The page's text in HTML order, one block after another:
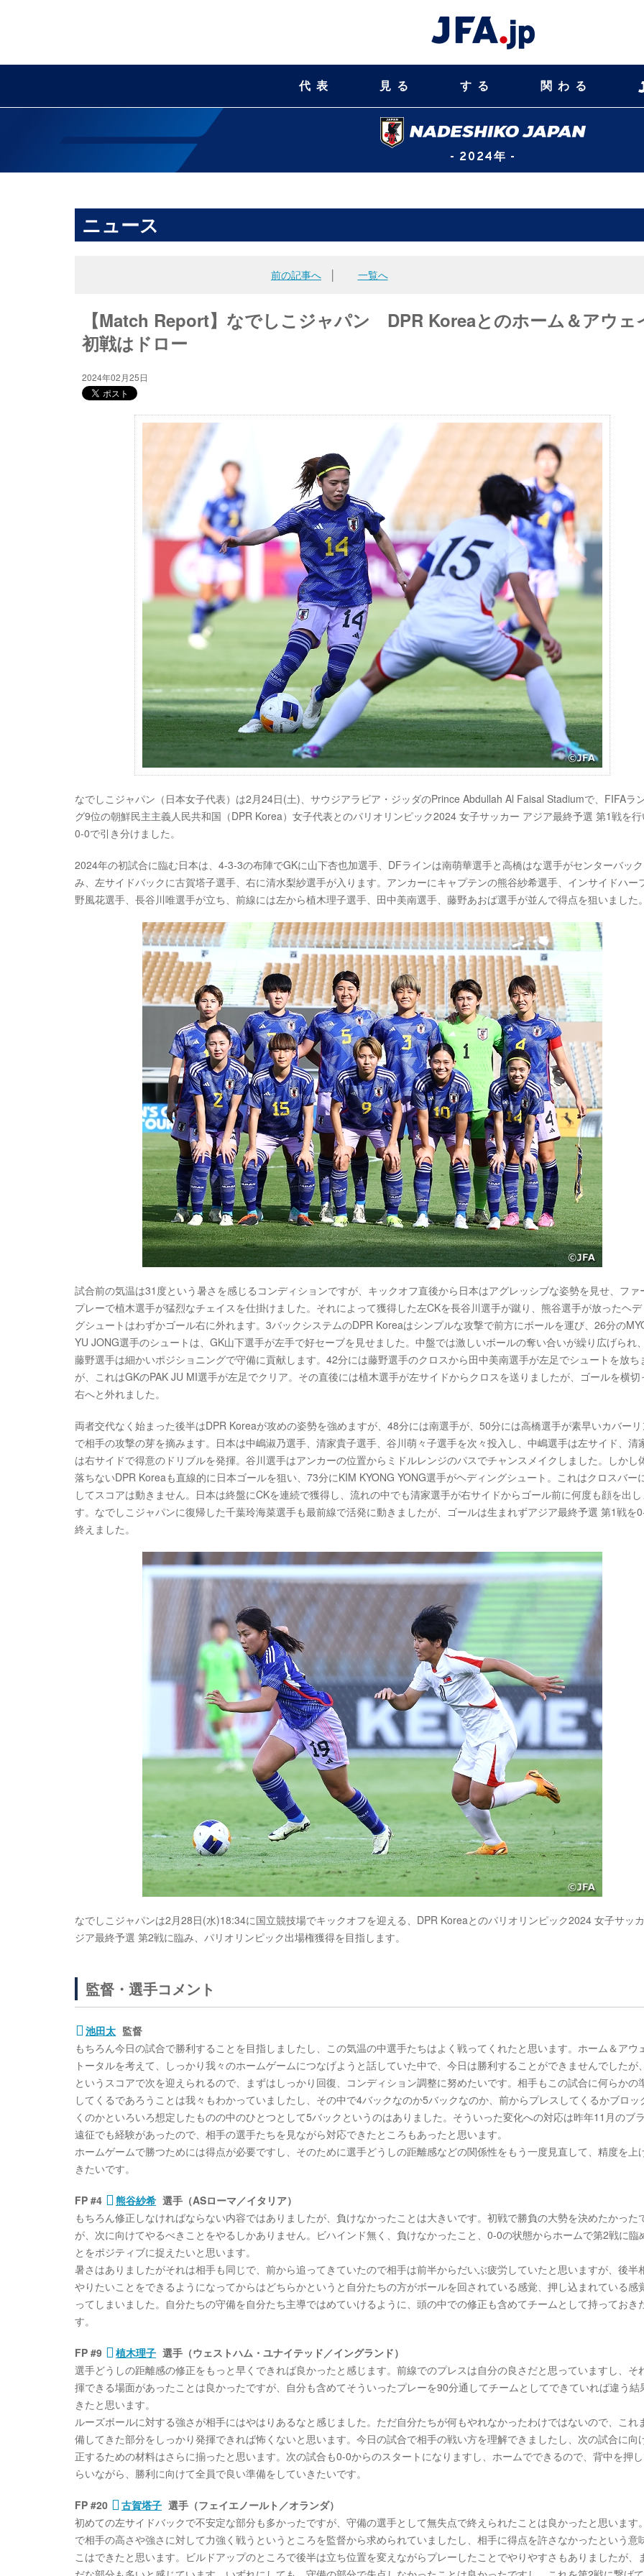
代表 見る する 関わる
- 2024年 -
ニュース
前の記事へ 一覧へ
【Match Report】なでしこジャパン DPR Koreaとのホーム＆アウェ
初戦はドロー
2024年02月25日
なでしこジャパン（日本女子代表）は2月24日(土)、サウジアラビア・ジッダのPrince Abdullah Al Faisal Stadiumで、FIFAラ
グ9位の朝鮮民主主義人民共和国（DPR Korea）女子代表とのパリオリンピック2024 女子サッカー アジア最終予選 第1戦を
0-0で引き分けました。
2024年の初試合に臨む日本は、4-3-3の布陣でGKに山下杏也加選手、DFラインは南萌華選手と高橋はな選手がセンターバッ
み、左サイドバックに古賀塔子選手、右に清水梨紗選手が入ります。アンカーにキャプテンの熊谷紗希選手、インサイドハー
野風花選手、長谷川唯選手が立ち、前線には左から植木理子選手、田中美南選手、藤野あおば選手が並んで得点を狙いました
試合前の気温は31度という暑さを感じるコンディションですが、キックオフ直後から日本はアグレッシブな姿勢を見せ、ファ
プレーで植木選手が猛烈なチェイスを仕掛けました。それによって獲得した左CKを長谷川選手が蹴り、熊谷選手が放ったヘ
グシュートはわずかゴール右に外れます。3バックシステムのDPR Koreaはシンプルな攻撃で前方にボールを運び、26分の
YU JONG選手のシュートは、GK山下選手が左手で好セーブを見せました。中盤では激しいボールの奪い合いが繰り広げられ
藤野選手は細かいポジショニングで守備に貢献します。42分には藤野選手のクロスから田中美南選手が左足でシュートを放ち
が、これはGKのPAK JU MI選手が左足でクリア。その直後には植木選手が左サイドからクロスを送りましたが、ゴールを横切
右へと外れました。
両者交代なく始まった後半はDPR Koreaが攻めの姿勢を強めますが、48分には南選手が、50分には高橋選手が素早いカバー
で相手の攻撃の芽を摘みます。日本は中嶋淑乃選手、清家貴子選手、谷川萌々子選手を次々投入し、中嶋選手は左サイド、清
は右サイドで得意のドリブルを発揮。谷川選手はアンカーの位置からミドルレンジのパスでチャンスメイクしました。しかし
落ちないDPR Koreaも直線的に日本ゴールを狙い、73分にKIM KYONG YONG選手がヘディングシュート。これはクロスバー
してスコアは動きません。日本は終盤にCKを連続で獲得し、流れの中でも清家選手が右サイドからゴール前に何度も顔を出
す。なでしこジャパンに復帰した千葉玲海菜選手も最前線で活発に動きましたが、ゴールは生まれずアジア最終予選 第1戦を
終えました。
なでしこジャパンは2月28日(水)18:34に国立競技場でキックオフを迎える、DPR Koreaとのパリオリンピック2024 女子サッ
ジア最終予選 第2戦に臨み、パリオリンピック出場権獲得を目指します。
監督・選手コメント
池田太 監督
もちろん今日の試合で勝利することを目指しましたし、この気温の中選手たちはよく戦ってくれたと思います。ホーム＆アウ
トータルを考えて、しっかり我々のホームゲームにつなげようと話していた中で、今日は勝利することができませんでしたが
というスコアで次を迎えられるので、まずはしっかり回復、コンディション調整に努めたいです。相手もこの試合に何らかの
してくるであろうことは我々もわかっていましたし、その中で4バックなのか5バックなのか、前からプレスしてくるかブロッ
くのかといろいろ想定したものの中のひとつとして5バックというのはありました。そういった変化への対応は昨年11月のブ
遠征でも経験があったので、相手の選手たちを見ながら対応できたところもあったと思います。
ホームゲームで勝つためには得点が必要ですし、そのために選手どうしの距離感などの関係性をもう一度見直して、精度を上
きたいです。
FP #4 熊谷紗希 選手（ASローマ／イタリア）
もちろん修正しなければならない内容ではありましたが、負けなかったことは大きいです。初戦で勝負の大勢を決めたかった
が、次に向けてやるべきことをやるしかありません。ビハインド無く、負けなかったこと、0-0の状態からホームで第2戦に臨
とをポジティブに捉えたいと思います。
暑さはありましたがそれは相手も同じで、前から追ってきていたので相手は前半からだいぶ疲労していたと思いますが、後半
やりたいことをできるようになってからはどちらかというと自分たちの方がボールを回されている感覚、押し込まれている感
ってしまいました。自分たちの守備を自分たち主導ではめていけるように、頭の中での修正も含めてチームとして持っておき
す。
FP #9 植木理子 選手（ウェストハム・ユナイテッド／イングランド）
選手どうしの距離感の修正をもっと早くできれば良かったと感じます。前線でのプレスは自分の良さだと思っていますし、そ
揮できる場面があったことは良かったですが、自分も含めてそういったプレーを90分通してチームとしてできていれば違う結
きたと思います。
ルーズボールに対する強さが相手にはやはりあるなと感じました。ただ自分たちが何もやれなかったわけではないので、これ
備してきた部分をしっかり発揮できれば怖くないと思います。今日の試合で相手の戦い方を理解できましたし、次の試合に向
正するための材料はさらに揃ったと思います。次の試合も0-0からのスタートになりますし、ホームでできるので、背中を押
らいながら、勝利に向けて全員で良い準備をしていきたいです。
FP #20 古賀塔子 選手（フェイエノールト／オランダ）
初めての左サイドバックで不安定な部分も多かったですが、守備の選手として無失点で終えられたことは良かったと思います
で相手の高さや強さに対して力強く戦うというところを監督から求められていましたし、相手に得点を許さなかったという意
こはできたと思います。ビルドアップのところで後半は立ち位置を変えながらプレーしたことでやりやすさもありましたが、